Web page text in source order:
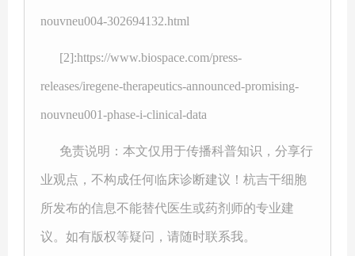
nouvneu004-302694132.html
[2]:https://www.biospace.com/press-
releases/iregene-therapeutics-announced-promising-
nouvneu001-phase-i-clinical-data
免责说明：本文仅用于传播科普知识，分享行
业观点，不构成任何临床诊断建议！杭吉干细胞
所发布的信息不能替代医生或药剂师的专业建
议。如有版权等疑问，请随时联系我。